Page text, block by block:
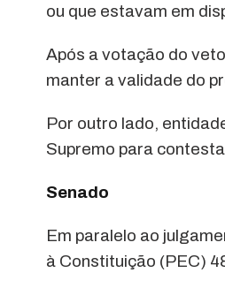
ou que estavam em
Após a votação do
manter a validade do
Por outro lado,
Supremo para
Senado
Em paralelo ao
à Constituição (PEC)